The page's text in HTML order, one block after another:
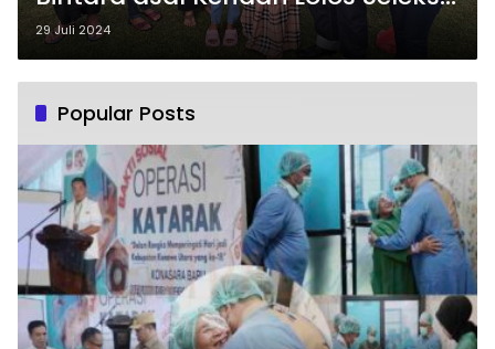
Pusat Taruni Akpol 2024
29 Juli 2024
Popular Posts